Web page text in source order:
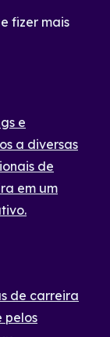
fizer mais
e
a diversas
de
em um
de carreira
pelos